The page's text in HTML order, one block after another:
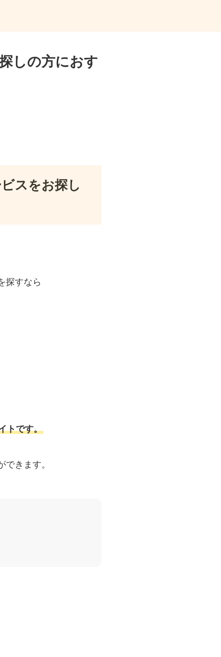
しの方におす
スをお探し
探すなら
トです。
きます。